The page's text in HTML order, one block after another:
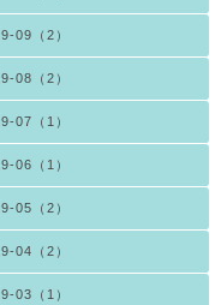
09（2）
08（2）
07（1）
06（1）
05（2）
04（2）
03（1）